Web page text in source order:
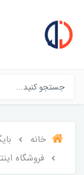
خانه
فروشگاه